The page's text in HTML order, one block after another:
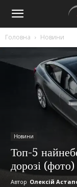
Avtosota
Головна Новини
Новини
Топ-5
дорозі (фото)
Автор Олексій